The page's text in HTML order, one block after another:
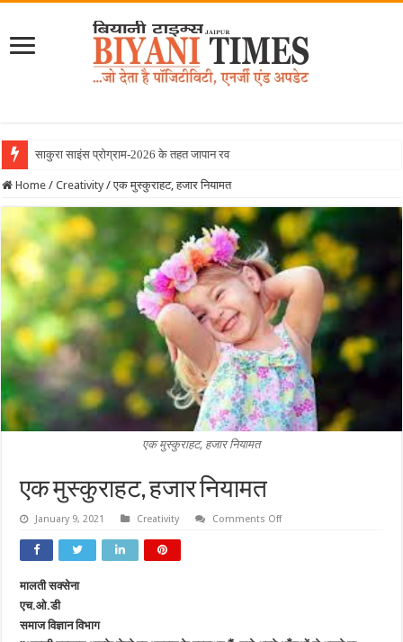
साकुरा साइंस प्रोग्राम-2026 के तहत जापान रवाना हुई बियानी
Home / Creativity / एक मुस्कुराहट, हजार नियामत
एक मुस्कुराहट, हजार नियामत
एक मुस्कुराहट, हजार नियामत
January 9, 2021 Creativity Comments Offon
मालती सक्सेना
एच.ओ.डी
समाज विज्ञान विभाग